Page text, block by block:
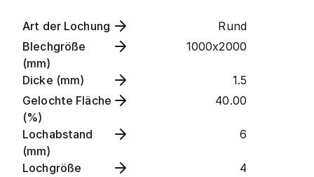
Art der Lochung
Rund
Blechgröße
(mm)
1000x2000
Dicke (mm)
1.5
Gelochte Fläche
(%)
40.00
Lochabstand
(mm)
6
Lochgröße
4